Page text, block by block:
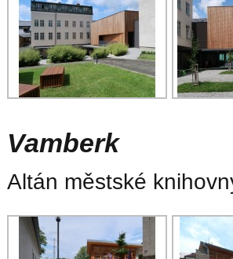
Vamberk
Altán městské